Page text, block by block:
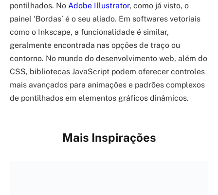
pontilhados. No Adobe Illustrator, como já visto, o
painel ‘Bordas’ é o seu aliado. Em softwares vetoriais
como o Inkscape, a funcionalidade é similar,
geralmente encontrada nas opções de traço ou
contorno. No mundo do desenvolvimento web, além do
CSS, bibliotecas JavaScript podem oferecer controles
mais avançados para animações e padrões complexos
de pontilhados em elementos gráficos dinâmicos.
Mais Inspirações